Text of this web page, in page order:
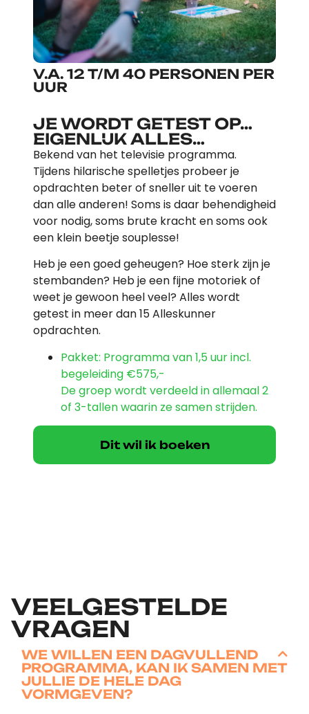
V.A. 12 T/M 40 PERSONEN PER
UUR
JE WORDT GETEST OP…
EIGENLIJK ALLES…
Bekend van het televisie programma.
Tijdens hilarische spelletjes probeer je
opdrachten beter of sneller uit te voeren
dan alle anderen! Soms is daar behendigheid
voor nodig, soms brute kracht en soms ook
een klein beetje souplesse!
Heb je een goed geheugen? Hoe sterk zijn je
stembanden? Heb je een fijne motoriek of
weet je gewoon heel veel? Alles wordt
getest in meer dan 15 Alleskunner
opdrachten.
Pakket: Programma van 1,5 uur incl.
begeleiding €575,-
De groep wordt verdeeld in allemaal 2
of 3-tallen waarin ze samen strijden.
Dit wil ik boeken
VEELGESTELDE
VRAGEN
WE WILLEN EEN DAGVULLEND
PROGRAMMA, KAN IK SAMEN MET
JULLIE DE HELE DAG
VORMGEVEN?